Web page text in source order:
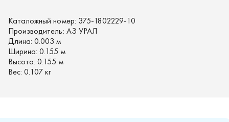
Каталожный номер: 375-1802229-10
Производитель: АЗ УРАЛ
Длина: 0.003 м
Ширина: 0.155 м
Высота: 0.155 м
Вес: 0.107 кг